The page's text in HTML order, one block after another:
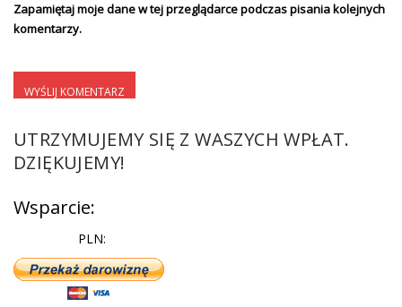
Zapamiętaj moje dane w tej przeglądarce podczas pisania kolejnych
komentarzy.
UTRZYMUJEMY SIĘ Z WASZYCH WPŁAT.
DZIĘKUJEMY!
Wsparcie:
PLN: